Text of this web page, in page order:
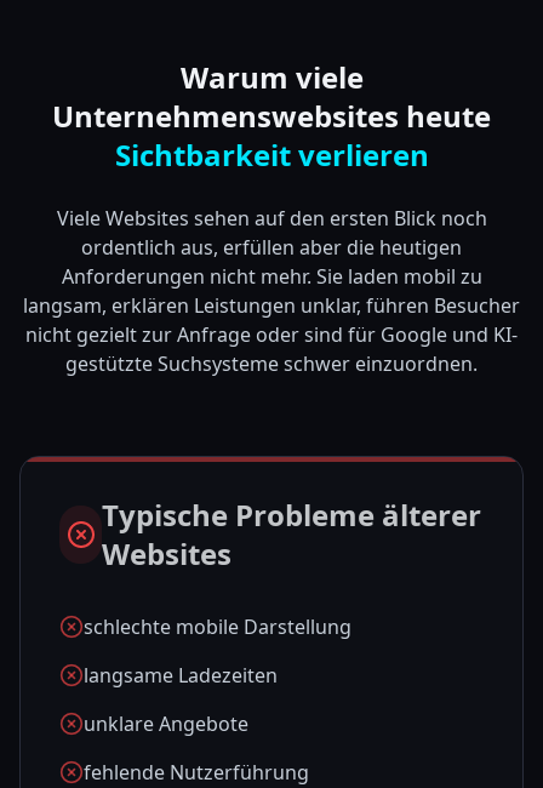
Warum viele
Unternehmenswebsites heute
Sichtbarkeit verlieren
Viele Websites sehen auf den ersten Blick noch
ordentlich aus, erfüllen aber die heutigen
Anforderungen nicht mehr. Sie laden mobil zu
langsam, erklären Leistungen unklar, führen Besucher
nicht gezielt zur Anfrage oder sind für Google und KI-
gestützte Suchsysteme schwer einzuordnen.
Typische Probleme älterer
Websites
schlechte mobile Darstellung
langsame Ladezeiten
unklare Angebote
fehlende Nutzerführung